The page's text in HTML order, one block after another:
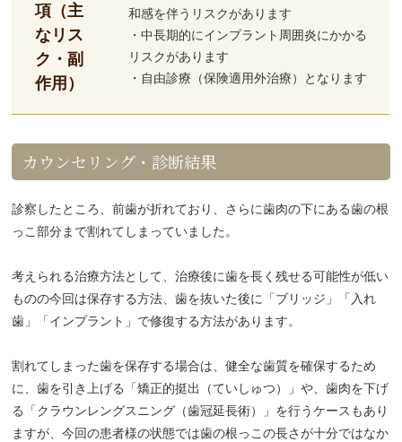
項（主
なリス
ク・副
作用）
和感を伴うリスクがあります
・中長期的にインプラント周囲炎にかかる
リスクがあります
・自由診療（保険適用外治療）となります
カウンセリング・診断結果
診察したところ、前歯が折れており、さらに歯肉の下にある歯の根
っこ部分まで割れてしまっていました。
考えられる治療方法として、治療後に歯を長く残せる可能性が低い
ものの今回は保存する方法、歯を抜いた後に「ブリッジ」「入れ
歯」「インプラント」で修復する方法があります。
割れてしまった歯を保存する場合は、健全な歯質を確保するため
に、歯を引き上げる「矯正的挺出（ていしゅつ）」や、歯肉を下げ
る「クラウンレングスニング（歯冠延長術）」を行うケースもあり
ますが、今回の患者様の状態では歯の根っこの長さが十分ではなか